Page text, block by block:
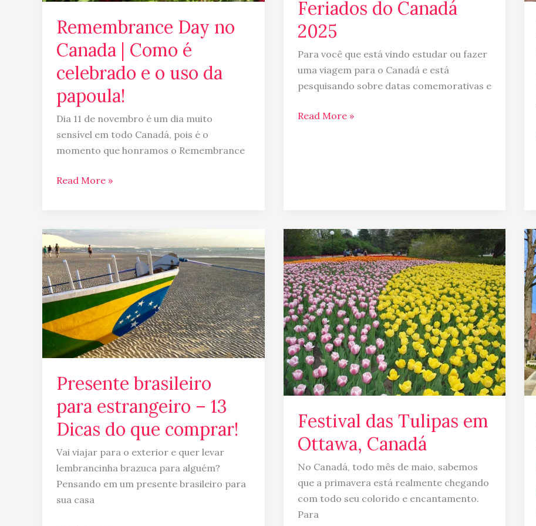
Remembrance Day no
Canada | Como é
celebrado e o uso da
papoula!
Dia 11 de novembro é um dia muito
sensível em todo Canadá, pois é o
momento que honramos o Remembrance
papoula!
Read More »
Feriados do Canadá
2025
Para você que está vindo estudar ou fazer
uma viagem para o Canadá e está
pesquisando sobre datas comemorativas e
Read More »
Presente brasileiro
para estrangeiro – 13
Dicas do que comprar!
Vai viajar para o exterior e quer levar
lembrancinha brazuca para alguém?
Pensando em um presente brasileiro para
sua casa
Presente
brasileiro
para
estrangeiro
–
13
Dicas
do
comprar!
Festival das Tulipas em
Ottawa, Canadá
No Canadá, todo mês de maio, sabemos
que a primavera está realmente chegando
com todo seu colorido e encantamento.
Para
Festival
das
Tulipas
em
Ottawa,
Canadá